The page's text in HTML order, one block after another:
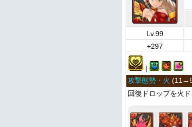
Lv.99
+297
|
攻撃態勢・火 (
回復ドロップを火ド